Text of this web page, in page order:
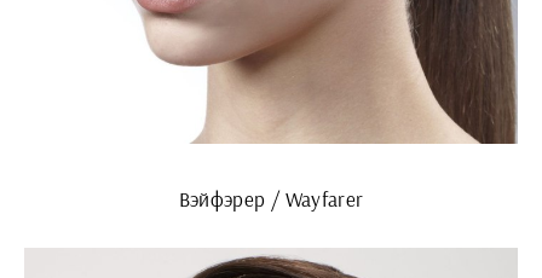
Вэйфэрер / Wayfarer